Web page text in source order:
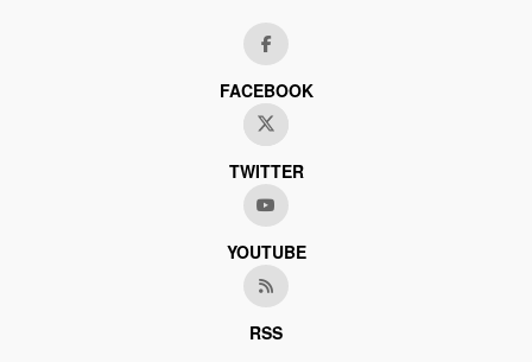
FACEBOOK
TWITTER
YOUTUBE
RSS